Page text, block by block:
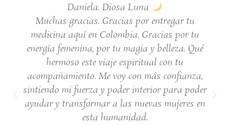
Daniela. Diosa Luna
Muchas gracias. Gracias por entregar tu
medicina aquí en Colombia. Gracias por tu
energía femenina, por tu magia y belleza. Qué
hermoso este viaje espiritual con tu
acompañamiento. Me voy con más confianza,
sintiendo mi fuerza y poder interior para poder
ayudar y transformar a las nuevas mujeres en
esta humanidad.